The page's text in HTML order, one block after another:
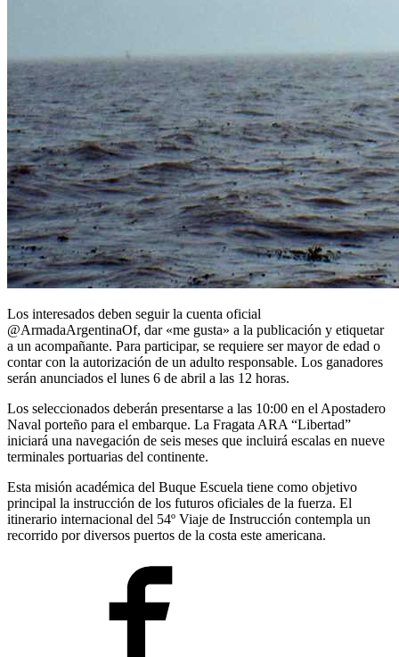
Los interesados deben seguir la cuenta oficial
@ArmadaArgentinaOf, dar «me gusta» a la publicación y etiquetar
a un acompañante. Para participar, se requiere ser mayor de edad o
contar con la autorización de un adulto responsable. Los ganadores
serán anunciados el lunes 6 de abril a las 12 horas.
Los seleccionados deberán presentarse a las 10:00 en el Apostadero
Naval porteño para el embarque. La Fragata ARA “Libertad”
iniciará una navegación de seis meses que incluirá escalas en nueve
terminales portuarias del continente.
Esta misión académica del Buque Escuela tiene como objetivo
principal la instrucción de los futuros oficiales de la fuerza. El
itinerario internacional del 54º Viaje de Instrucción contempla un
recorrido por diversos puertos de la costa este americana.